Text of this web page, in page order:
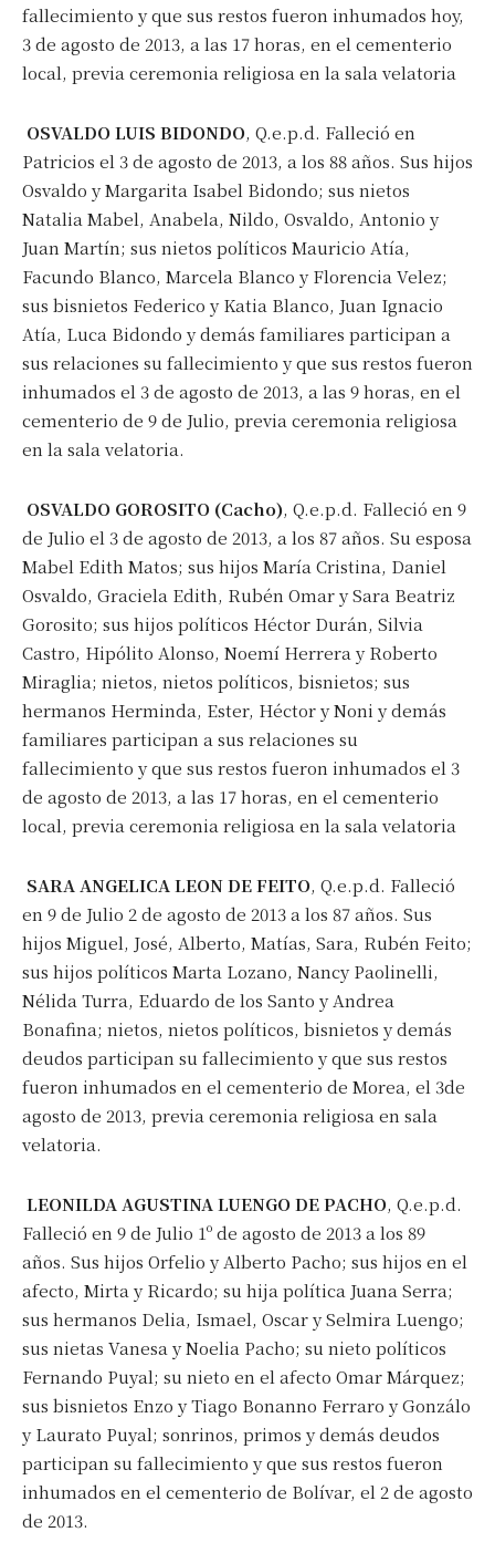
fallecimiento y que sus restos fueron inhumados hoy,
3 de agosto de 2013, a las 17 horas, en el cementerio
local, previa ceremonia religiosa en la sala velatoria
OSVALDO LUIS BIDONDO, Q.e.p.d. Falleció en
Patricios el 3 de agosto de 2013, a los 88 años. Sus hijos
Osvaldo y Margarita Isabel Bidondo; sus nietos
Natalia Mabel, Anabela, Nildo, Osvaldo, Antonio y
Juan Martín; sus nietos políticos Mauricio Atía,
Facundo Blanco, Marcela Blanco y Florencia Velez;
sus bisnietos Federico y Katia Blanco, Juan Ignacio
Atía, Luca Bidondo y demás familiares participan a
sus relaciones su fallecimiento y que sus restos fueron
inhumados el 3 de agosto de 2013, a las 9 horas, en el
cementerio de 9 de Julio, previa ceremonia religiosa
en la sala velatoria.
OSVALDO GOROSITO (Cacho), Q.e.p.d. Falleció en 9
de Julio el 3 de agosto de 2013, a los 87 años. Su esposa
Mabel Edith Matos; sus hijos María Cristina, Daniel
Osvaldo, Graciela Edith, Rubén Omar y Sara Beatriz
Gorosito; sus hijos políticos Héctor Durán, Silvia
Castro, Hipólito Alonso, Noemí Herrera y Roberto
Miraglia; nietos, nietos políticos, bisnietos; sus
hermanos Herminda, Ester, Héctor y Noni y demás
familiares participan a sus relaciones su
fallecimiento y que sus restos fueron inhumados el 3
de agosto de 2013, a las 17 horas, en el cementerio
local, previa ceremonia religiosa en la sala velatoria
SARA ANGELICA LEON DE FEITO, Q.e.p.d. Falleció
en 9 de Julio 2 de agosto de 2013 a los 87 años. Sus
hijos Miguel, José, Alberto, Matías, Sara, Rubén Feito;
sus hijos políticos Marta Lozano, Nancy Paolinelli,
Nélida Turra, Eduardo de los Santo y Andrea
Bonafina; nietos, nietos políticos, bisnietos y demás
deudos participan su fallecimiento y que sus restos
fueron inhumados en el cementerio de Morea, el 3de
agosto de 2013, previa ceremonia religiosa en sala
velatoria.
LEONILDA AGUSTINA LUENGO DE PACHO, Q.e.p.d.
Falleció en 9 de Julio 1º de agosto de 2013 a los 89
años. Sus hijos Orfelio y Alberto Pacho; sus hijos en el
afecto, Mirta y Ricardo; su hija política Juana Serra;
sus hermanos Delia, Ismael, Oscar y Selmira Luengo;
sus nietas Vanesa y Noelia Pacho; su nieto políticos
Fernando Puyal; su nieto en el afecto Omar Márquez;
sus bisnietos Enzo y Tiago Bonanno Ferraro y Gonzálo
y Laurato Puyal; sonrinos, primos y demás deudos
participan su fallecimiento y que sus restos fueron
inhumados en el cementerio de Bolívar, el 2 de agosto
de 2013.